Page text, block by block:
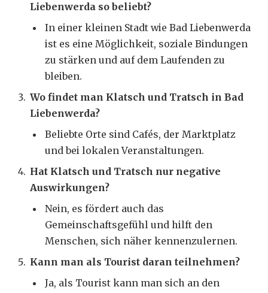
Liebenwerda so beliebt?
In einer kleinen Stadt wie Bad Liebenwerda
ist es eine Möglichkeit, soziale Bindungen
zu stärken und auf dem Laufenden zu
bleiben.
Wo findet man Klatsch und Tratsch in Bad
Liebenwerda?
Beliebte Orte sind Cafés, der Marktplatz
und bei lokalen Veranstaltungen.
Hat Klatsch und Tratsch nur negative
Auswirkungen?
Nein, es fördert auch das
Gemeinschaftsgefühl und hilft den
Menschen, sich näher kennenzulernen.
Kann man als Tourist daran teilnehmen?
Ja, als Tourist kann man sich an den